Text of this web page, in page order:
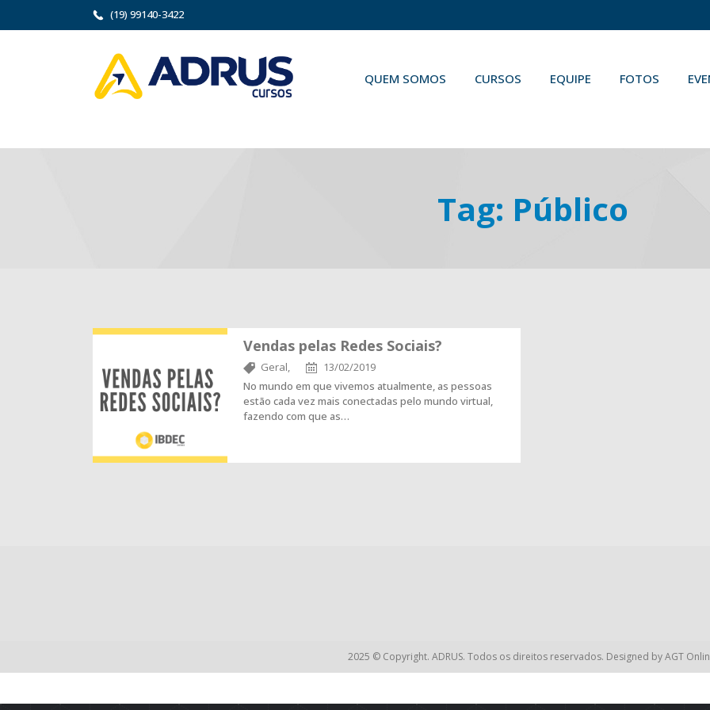
(19) 99140-3422
QUEM SOMOS CURSOS EQUIPE FOTOS
Tag: Público
Vendas pelas Redes Sociais?
Geral,
13/02/2019
No mundo em que vivemos atualmente, as pessoas
estão cada vez mais conectadas pelo mundo virtual,
fazendo com que as…
2025 © Copyright. ADRUS. Todos os direitos reservados. Designed byAGT